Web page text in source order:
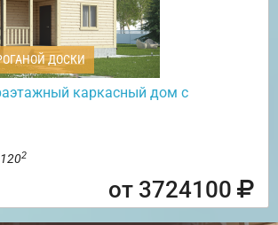
ДОСКИ
каркасный дом с
2
от 3724100